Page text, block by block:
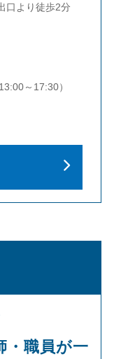
口より徒歩2分
～17:30）
・職員が一